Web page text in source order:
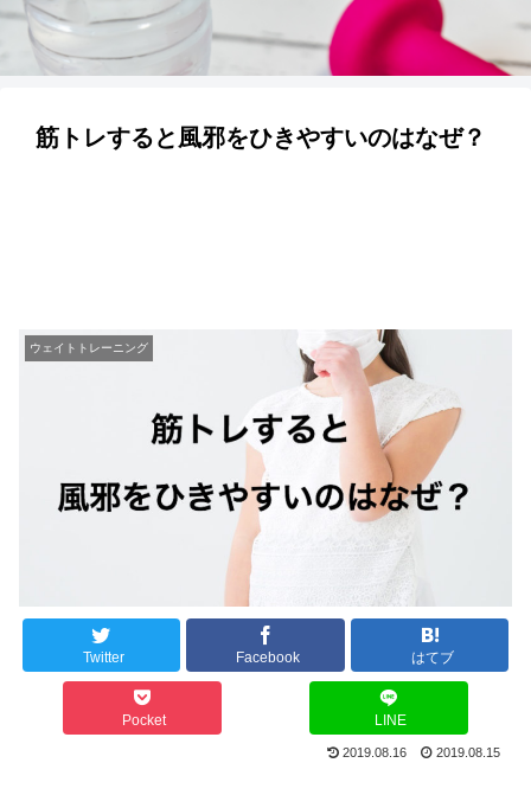
筋トレすると風邪をひきやすいのはなぜ？
ウェイトトレーニング
Twitter Facebook はてブ
Pocket LINE
2019.08.16 2019.08.15